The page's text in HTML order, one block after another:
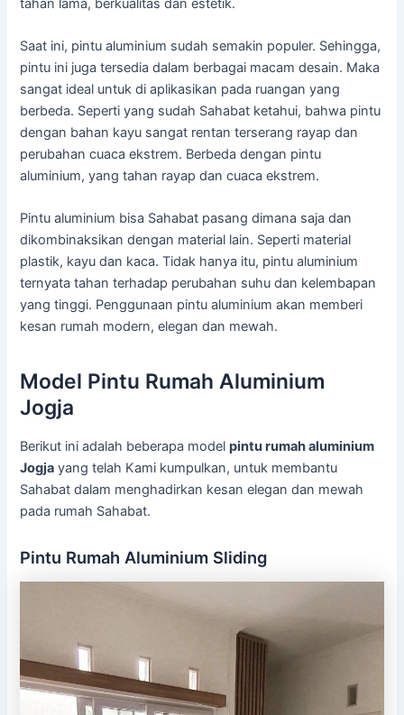
tahan lama, berkualitas dan estetik.
Saat ini, pintu aluminium sudah semakin populer. Sehingga,
pintu ini juga tersedia dalam berbagai macam desain. Maka
sangat ideal untuk di aplikasikan pada ruangan yang
berbeda. Seperti yang sudah Sahabat ketahui, bahwa pintu
dengan bahan kayu sangat rentan terserang rayap dan
perubahan cuaca ekstrem. Berbeda dengan pintu
aluminium, yang tahan rayap dan cuaca ekstrem.
Pintu aluminium bisa Sahabat pasang dimana saja dan
dikombinaksikan dengan material lain. Seperti material
plastik, kayu dan kaca. Tidak hanya itu, pintu aluminium
ternyata tahan terhadap perubahan suhu dan kelembapan
yang tinggi. Penggunaan pintu aluminium akan memberi
kesan rumah modern, elegan dan mewah.
Model Pintu Rumah Aluminium
Jogja
Berikut ini adalah beberapa modelpintu rumah aluminium
Jogja yang telah Kami kumpulkan, untuk membantu
Sahabat dalam menghadirkan kesan elegan dan mewah
pada rumah Sahabat.
Pintu Rumah Aluminium Sliding